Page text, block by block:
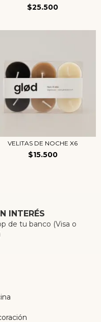
$25.500
VELITAS DE NOCHE X6
$15.500
INTERÉS
de tu banco (Visa o